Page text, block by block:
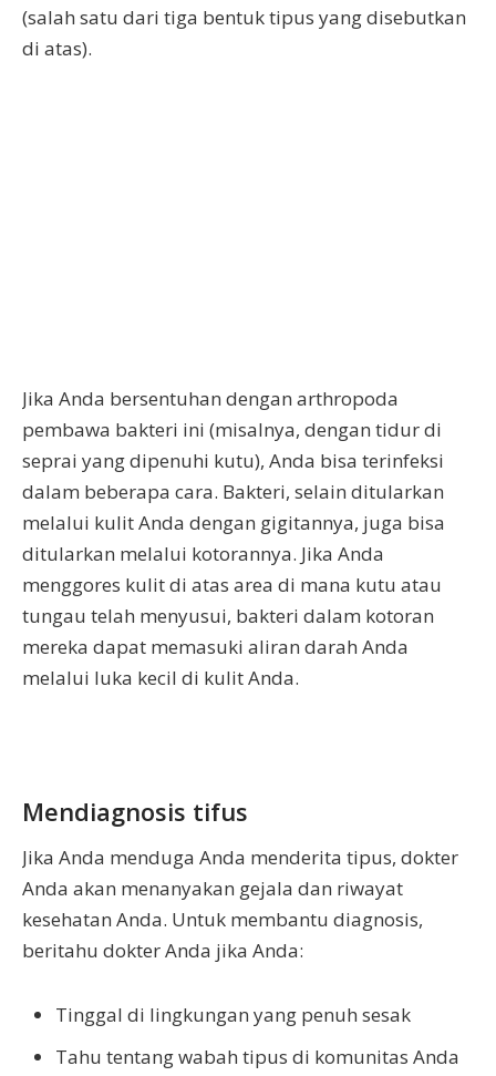
(salah satu dari tiga bentuk tipus yang disebutkan
di atas).
Jika Anda bersentuhan dengan arthropoda
pembawa bakteri ini (misalnya, dengan tidur di
seprai yang dipenuhi kutu), Anda bisa terinfeksi
dalam beberapa cara. Bakteri, selain ditularkan
melalui kulit Anda dengan gigitannya, juga bisa
ditularkan melalui kotorannya. Jika Anda
menggores kulit di atas area di mana kutu atau
tungau telah menyusui, bakteri dalam kotoran
mereka dapat memasuki aliran darah Anda
melalui luka kecil di kulit Anda.
Mendiagnosis tifus
Jika Anda menduga Anda menderita tipus, dokter
Anda akan menanyakan gejala dan riwayat
kesehatan Anda. Untuk membantu diagnosis,
beritahu dokter Anda jika Anda:
Tinggal di lingkungan yang penuh sesak
Tahu tentang wabah tipus di komunitas Anda